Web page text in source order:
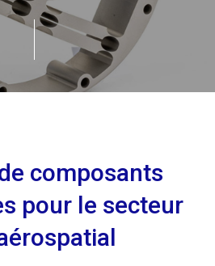
composants
pour le secteur